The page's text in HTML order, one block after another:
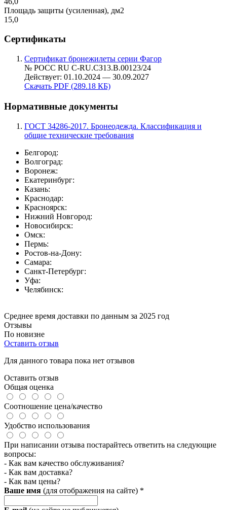
Площадь защиты (усиленная), дм2
15,0
Сертификаты
Сертификат бронежилеты серии Фагор
№ РОСС RU С-RU.СЗ13.В.00123/24
Действует: 01.10.2024 — 30.09.2027
Скачать PDF (289.18 КБ)
Нормативные документы
ГОСТ 34286-2017. Бронеодежда. Классификация и
общие технические требования
Белгород:
Волгоград:
Воронеж:
Екатеринбург:
Казань:
Краснодар:
Красноярск:
Нижний Новгород:
Новосибирск:
Омск:
Пермь:
Ростов-на-Дону:
Самара:
Санкт-Петербург:
Уфа:
Челябинск:
Среднее время доставки по данным за 2025 год
Отзывы
По новизне
Оставить отзыв
Для данного товара пока нет отзывов
Оставить отзыв
Общая оценка
Соотношение цена/качество
Удобство использования
При написании отзыва постарайтесь ответить на следующие
вопросы:
- Как вам качество обслуживания?
- Как вам доставка?
- Как вам цены?
Ваше имя (для отображения на сайте) *